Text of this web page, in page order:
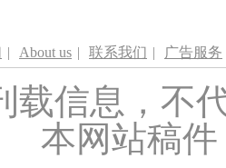
| About us | 联系我们 | 广告服务
载信息，不
本网站稿